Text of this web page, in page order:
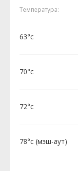
Температура:
63°c
70°c
72°c
78°c (мэш-аут)